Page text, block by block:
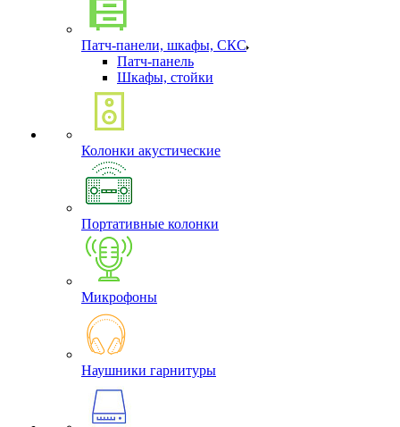
Патч-панели, шкафы, СКС
Патч-панель
Шкафы, стойки
Колонки акустические
Портативные колонки
Микрофоны
Наушники гарнитуры